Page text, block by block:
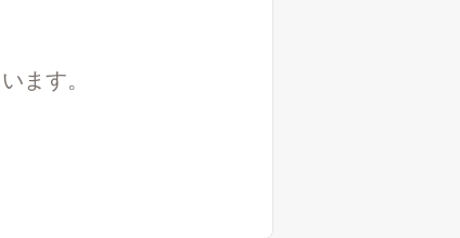
ます。